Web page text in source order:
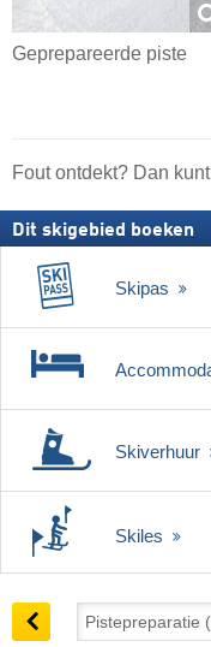
Geprepareerde piste
Fout ontdekt? Dan
Dit skigebied boeken
Skipas
Skiverhuur
Skiles